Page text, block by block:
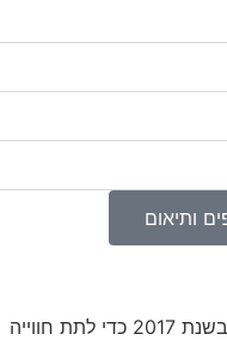
ותיאום
הקמנו את בית הספר לגלישה Golesh בשנת 2017 כדי לתת חווייה